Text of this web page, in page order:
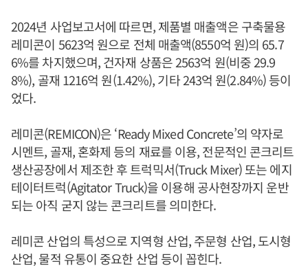
2024년 사업보고서에 따르면, 제품별 매출액은 구축물용
레미콘이 5623억 원으로 전체 매출액(8550억 원)의 65.7
6%를 차지했으며, 건자재 상품은 2563억 원(비중 29.9
8%), 골재 1216억 원(1.42%), 기타 243억 원(2.84%) 등이
었다.
레미콘(REMICON)은 ‘Ready Mixed Concrete’의 약자로
시멘트, 골재, 혼화제 등의 재료를 이용, 전문적인 콘크리트
생산공장에서 제조한 후 트럭믹서(Truck Mixer) 또는 에지
테이터트럭(Agitator Truck)을 이용해 공사현장까지 운반
되는 아직 굳지 않는 콘크리트를 의미한다.
레미콘 산업의 특성으로 지역형 산업, 주문형 산업, 도시형
산업, 물적 유통이 중요한 산업 등이 꼽힌다.